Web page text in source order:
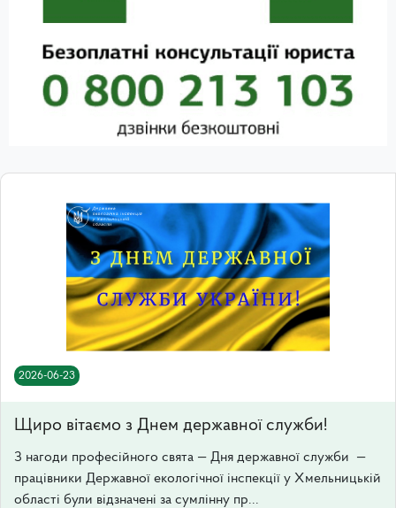
2026-06-23
Щиро вітаємо з Днем державної служби!
З нагоди професійного свята — Дня державної служби —
працівники Державної екологічної інспекції у Хмельницькій
області були відзначені за сумлінну пр...